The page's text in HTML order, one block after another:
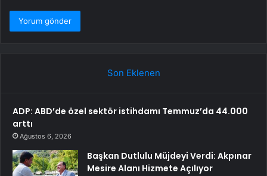
Son Eklenen
ADP: ABD’de özel sektör istihdamı Temmuz’da 44.000
arttı
Ağustos 6, 2026
Başkan Dutlulu Müjdeyi Verdi: Akpınar
Mesire Alanı Hizmete Açılıyor